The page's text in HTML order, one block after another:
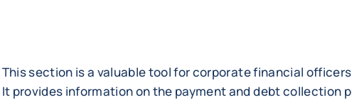
This section is a valuable tool for corporate financial
It provides information on the payment and debt collection